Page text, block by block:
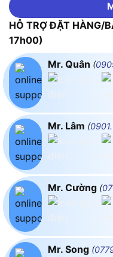
HỖ TRỢ ĐẶT HÀNG/
17h00)
Mr. Quân (
Mr. Lâm (
Mr. Cường (
Mr. Song (